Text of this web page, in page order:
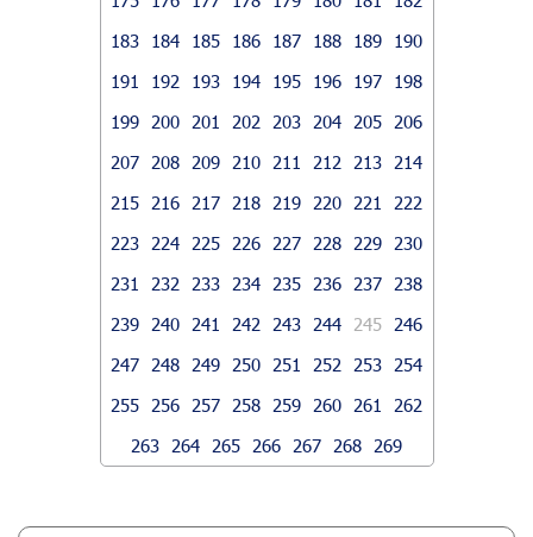
183
184 185 186 187 188 189
190
191
192 193 194 195 196 197
198
199
200 201 202 203 204 205
206
207
208 209 210 211 212 213
214
215
216 217 218 219 220 221
222
223
224 225 226 227 228 229
230
231
232 233 234 235 236 237
238
239
240 241 242 243 244 245
246
247
248 249 250 251 252 253
254
255
256 257 258 259 260 261
262
263
264 265 266 267 268 269